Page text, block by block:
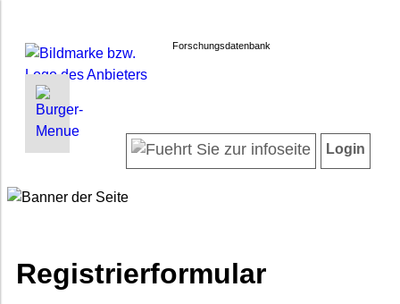
Forschungsdatenbank
INFORMATIONEN | SUCHEN
Autorenverzeichnis
Datenschutz
LOGIN
Login
Registrierformular